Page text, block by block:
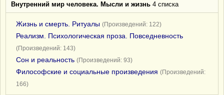
Внутренний мир человека. Мысли и жизнь 4 списка
Жизнь и смерть. Ритуалы (Произведений: 122)
Реализм. Психологическая проза. Повседневность
(Произведений: 143)
Сон и реальность (Произведений: 93)
Философские и социальные произведения (Произведений:
166)